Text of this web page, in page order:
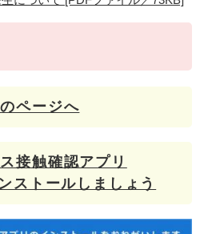
ページへ
接触確認アプリ
ストールしましょう